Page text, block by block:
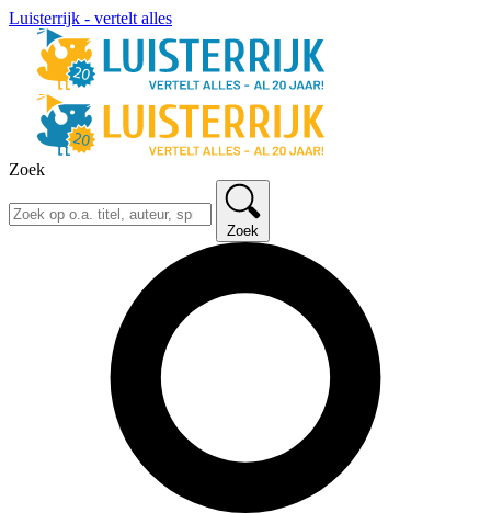
Luisterrijk - vertelt alles
Zoek
Zoek